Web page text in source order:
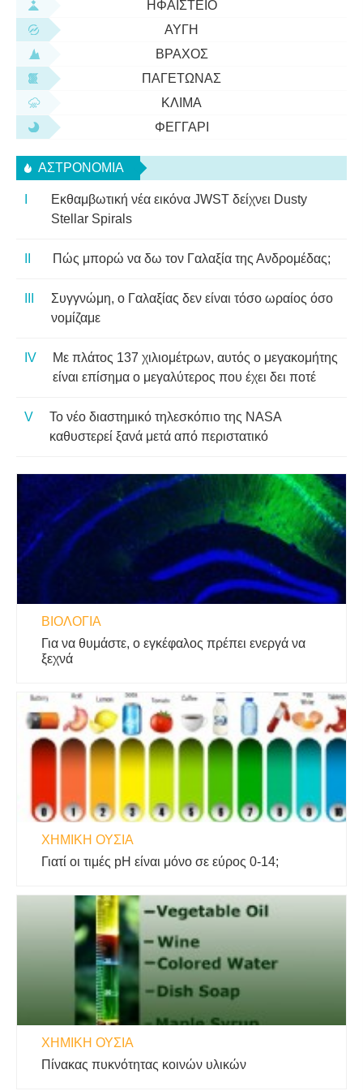
ΗΦΑΊΣΤΕΙΟ
ΑΥΓΉ
ΒΡΆΧΟΣ
ΠΑΓΕΤΏΝΑΣ
ΚΛΊΜΑ
ΦΕΓΓΆΡΙ
ΑΣΤΡΟΝΟΜΊΑ
Εκθαμβωτική νέα εικόνα JWST δείχνει Dusty
Stellar Spirals
Πώς μπορώ να δω τον Γαλαξία της Ανδρομέδας;
Συγγνώμη, ο Γαλαξίας δεν είναι τόσο ωραίος όσο
νομίζαμε
Με πλάτος 137 χιλιομέτρων, αυτός ο μεγακομήτης
είναι επίσημα ο μεγαλύτερος που έχει δει ποτέ
Το νέο διαστημικό τηλεσκόπιο της NASA
καθυστερεί ξανά μετά από περιστατικό
ΒΙΟΛΟΓΊΑ
Για να θυμάστε, ο εγκέφαλος πρέπει ενεργά να
ξεχνά
ΧΗΜΙΚΉ ΟΥΣΊΑ
Γιατί οι τιμές pH είναι μόνο σε εύρος 0-14;
ΧΗΜΙΚΉ ΟΥΣΊΑ
Πίνακας πυκνότητας κοινών υλικών